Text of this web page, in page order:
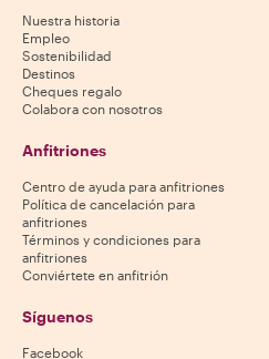
Nuestra historia
Empleo
Sostenibilidad
Destinos
Cheques regalo
Colabora con nosotros
Anfitriones
Centro de ayuda para anfitriones
Política de cancelación para
anfitriones
Términos y condiciones para
anfitriones
Conviértete en anfitrión
Síguenos
Facebook